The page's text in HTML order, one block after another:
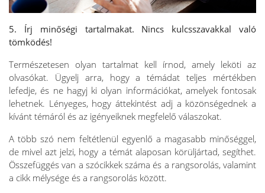
5. Írj minőségi tartalmakat. Nincs kulcsszavakkal való
tömködés!
Természetesen olyan tartalmat kell írnod, amely leköti az
olvasókat. Ügyelj arra, hogy a témádat teljes mértékben
lefedje, és ne hagyj ki olyan információkat, amelyek fontosak
lehetnek. Lényeges, hogy áttekintést adj a közönségednek a
kívánt témáról és az igényeiknek megfelelő válaszokat.
A több szó nem feltétlenül egyenlő a magasabb minőséggel,
de mivel azt jelzi, hogy a témát alaposan körüljártad, segíthet.
Összefüggés van a szócikkek száma és a rangsorolás, valamint
a cikk mélysége és a rangsorolás között.